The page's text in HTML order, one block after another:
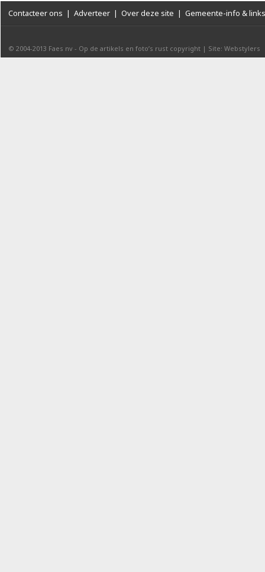
Contacteer ons | Adverteer | Over deze site | Gemeente-info & links
© 2004-2013 Faes nv - Op de artikels en foto’s rust copyright | Site: Webstylers